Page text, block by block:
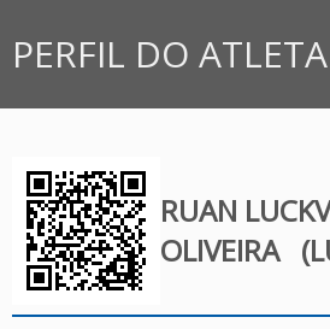
PERFIL DO ATLETA
RUAN
OLIVEIRA